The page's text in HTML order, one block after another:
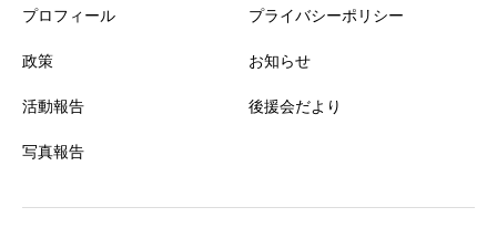
プロフィール
政策
活動報告
写真報告
プライバシーポリシー
お知らせ
後援会だより